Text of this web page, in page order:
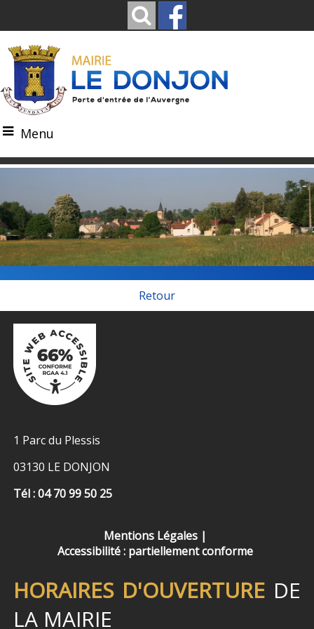
Menu
Retour
1 Parc du Plessis
03130 LE DONJON
Tél : 04 70 99 50 25
Mentions Légales
Accessibilité : partiellement conforme
HORAIRES D'OUVERTUREDE
LA MAIRIE